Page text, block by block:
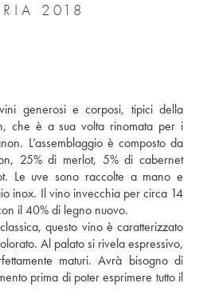
2018
generosi e corposi, tipici della
che è a sua volta rinomata per i
L’assemblaggio è composto da
25% di merlot, 5% di cabernet
Le uve sono raccolte a mano e
inox. Il vino invecchia per circa 14
il 40% di legno nuovo.
questo vino è caratterizzato
Al palato si rivela espressivo,
maturi. Avrà bisogno di
prima di poter esprimere tutto il